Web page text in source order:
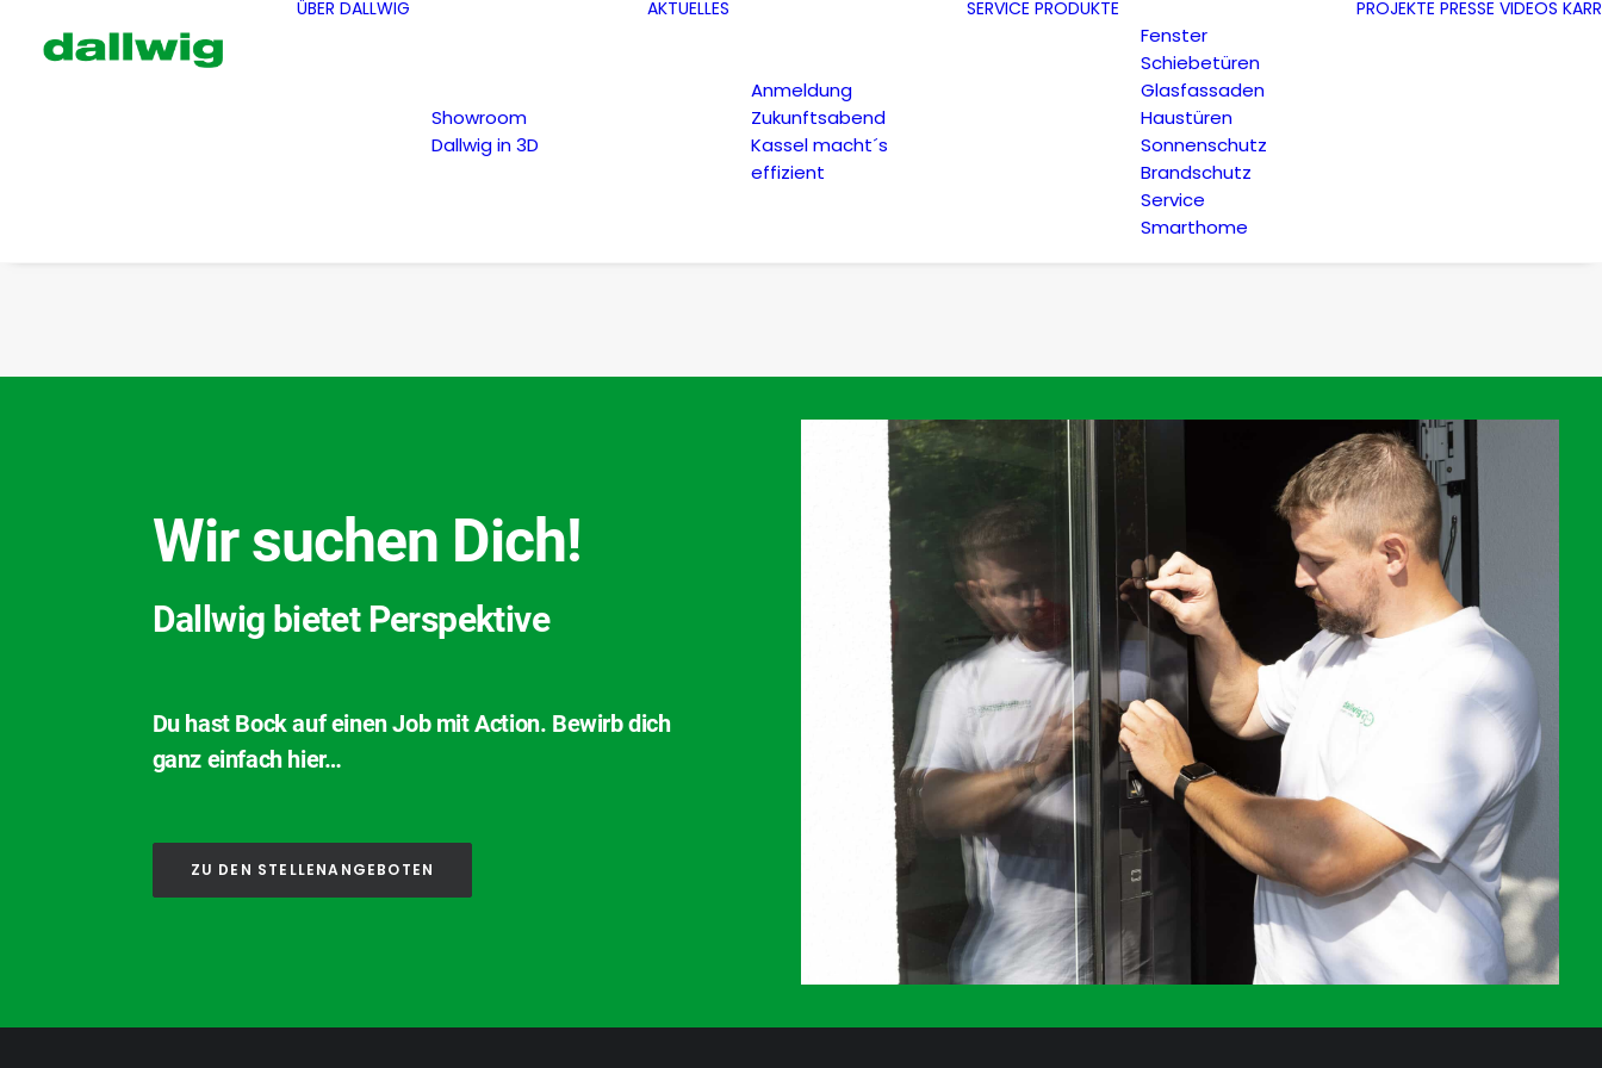
ÜBER DALLWIG
Showroom
Dallwig in 3D
AKTUELLES
Anmeldung
Zukunftsabend
Kassel macht´s
effizient
SERVICE PRODUKTE
Fenster
Schiebetüren
Glasfassaden
Haustüren
Sonnenschutz
Brandschutz
Service
Smarthome
PROJEKTE PRESSE VIDEOS
Wir suchen Dich!
Dallwig bietet Perspektive
Du hast Bock auf einen Job mit Action. Bewirb dich
ganz einfach hier…
ZU DEN STELLENANGEBOTEN